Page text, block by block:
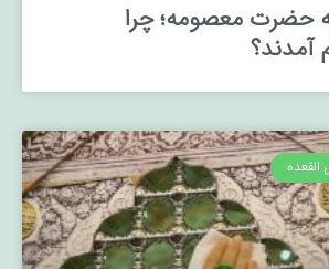
حضرت معصومه؛ چرا